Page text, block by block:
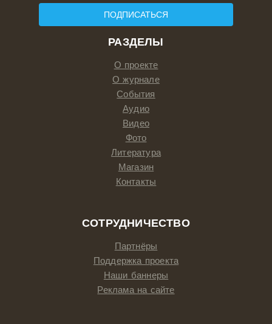
РАЗДЕЛЫ
О проекте
О журнале
События
Аудио
Видео
Фото
Литература
Магазин
Контакты
СОТРУДНИЧЕСТВО
Партнёры
Поддержка проекта
Наши баннеры
Реклама на сайте
ПОДПИСАТЬСЯ